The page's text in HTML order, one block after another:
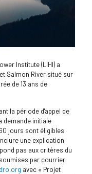
Institute (LIHI) a
Salmon River situé sur
de 13 ans de
la période d'appel de
demande initiale
jours sont éligibles
une explication
pas aux critères du
par courrier
avec « Projet